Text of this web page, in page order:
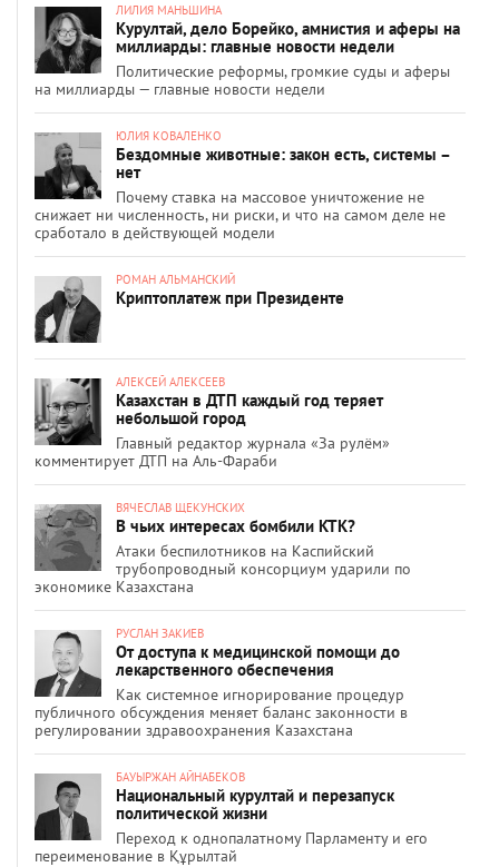
ЛИЛИЯ МАНЬШИНА
Курултай, дело Борейко, амнистия и аферы на
миллиарды: главные новости недели
Политические реформы, громкие суды и аферы
на миллиарды — главные новости недели
ЮЛИЯ КОВАЛЕНКО
Бездомные животные: закон есть, системы –
нет
Почему ставка на массовое уничтожение не
снижает ни численность, ни риски, и что на самом деле не
сработало в действующей модели
РОМАН АЛЬМАНСКИЙ
Криптоплатеж при Президенте
АЛЕКСЕЙ АЛЕКСЕЕВ
Казахстан в ДТП каждый год теряет
небольшой город
Главный редактор журнала «За рулём»
комментирует ДТП на Аль-Фараби
ВЯЧЕСЛАВ ЩЕКУНСКИХ
В чьих интересах бомбили КТК?
Атаки беспилотников на Каспийский
трубопроводный консорциум ударили по
экономике Казахстана
РУСЛАН ЗАКИЕВ
От доступа к медицинской помощи до
лекарственного обеспечения
Как системное игнорирование процедур
публичного обсуждения меняет баланс законности в
регулировании здравоохранения Казахстана
БАУЫРЖАН АЙНАБЕКОВ
Национальный курултай и перезапуск
политической жизни
Переход к однопалатному Парламенту и его
переименование в Құрылтай